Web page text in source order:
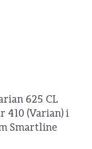
625 CL
410 (Varian) i
Smartline